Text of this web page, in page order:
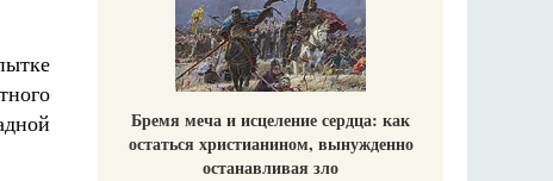
Бремя меча и исцеление сердца: как
остаться христианином, вынужденно
останавливая зло